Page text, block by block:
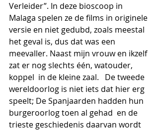
Verleider”. In deze bioscoop in
Malaga spelen ze de films in originele
versie en niet gedubd, zoals meestal
het geval is, dus dat was een
meevaller. Naast mijn vrouw en ikzelf
zat er nog slechts één, watouder,
koppel  in de kleine zaal.   De tweede
wereldoorlog is niet iets dat hier erg
speelt; De Spanjaarden hadden hun
burgeroorlog toen al gehad  en de
trieste geschiedenis daarvan wordt